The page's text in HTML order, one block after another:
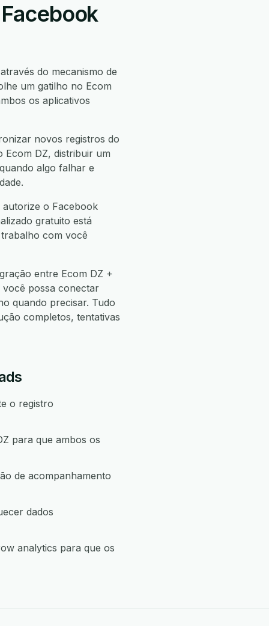
do mecanismo de
um gatilho no Ecom
os aplicativos
novos registros do
Ecom DZ, distribuir um
algo falhar e
o Facebook
gratuito está
com você
entre Ecom DZ +
você possa conectar
quando precisar. Tudo
completos, tentativas
o registro
para que ambos os
de acompanhamento
dados
analytics para que os